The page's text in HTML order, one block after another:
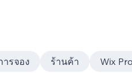
ารจอง ร้านค้า Wix